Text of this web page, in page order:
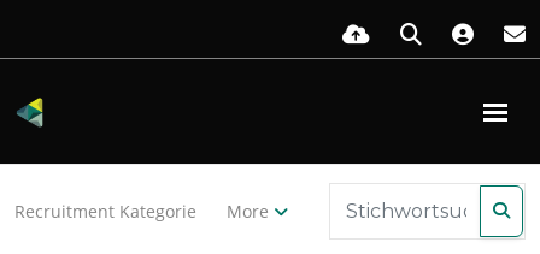
Recruitment Kategorie More